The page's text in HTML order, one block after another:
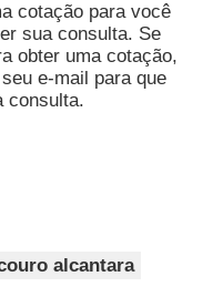
cotação para você
sua consulta. Se
obter uma cotação,
e-mail para que
consulta.
alcantara